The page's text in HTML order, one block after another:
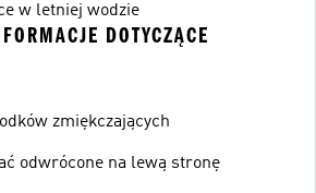
w letniej wodzie
DOTYCZĄCE
zmiękczających
odwrócone na lewą stronę